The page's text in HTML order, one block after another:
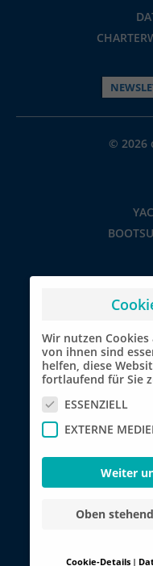
© 2026
Wir nutzen
von ihnen sind
helfen, diese
fortlaufend für Sie
ESSENZIELL
EXTERNE
Weiter
Oben
Cookie-Details